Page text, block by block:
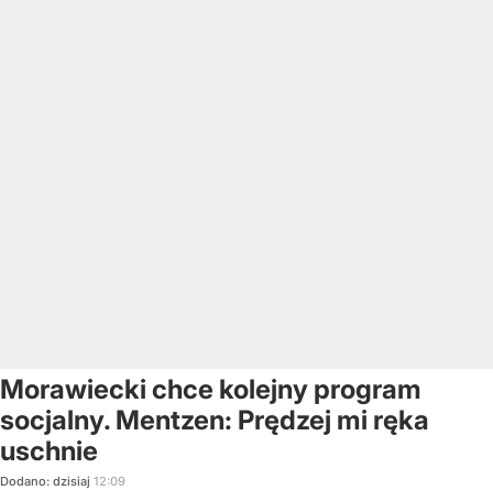
Morawiecki chce kolejny program
socjalny. Mentzen: Prędzej mi ręka
uschnie
Dodano: dzisiaj 12:09